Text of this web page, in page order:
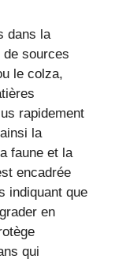
dans la
sources
le colza,
rapidement
la
faune et la
encadrée
indiquant que
en
qui